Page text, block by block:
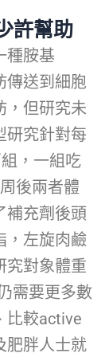
許幫助
種胺基
傳送到細胞
，但研究未
研究針對每
，一組吃
後兩者體
補充劑後頭
，左旋肉鹼
究對象體重
需要更多數
比較active
肥胖人士就